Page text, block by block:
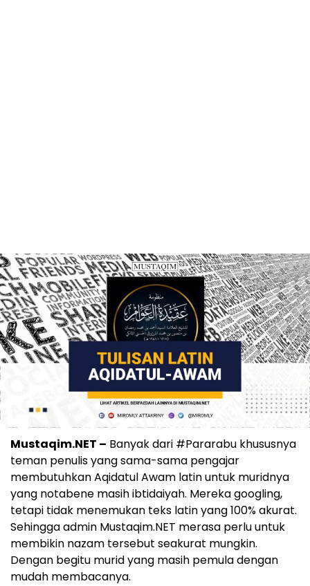
Mustaqim.NET – Banyak dari #Pararabu khususnya
teman penulis yang sama-sama pengajar
membutuhkan Aqidatul Awam latin untuk muridnya
yang notabene masih ibtidaiyah. Mereka googling,
tetapi tidak menemukan teks latin yang 100% akurat.
Sehingga admin Mustaqim.NET merasa perlu untuk
membikin nazam tersebut seakurat mungkin.
Dengan begitu murid yang masih pemula dengan
mudah membacanya.